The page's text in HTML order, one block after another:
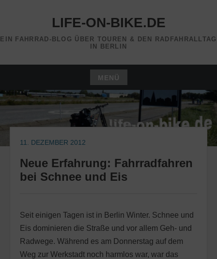
LIFE-ON-BIKE.DE
EIN FAHRRAD-BLOG ÜBER TOUREN & DEN RADFAHRALLTAG
IN BERLIN
MENÜ
Zum
Inhalt
11. DEZEMBER 2012
Neue Erfahrung: Fahrradfahren
bei Schnee und Eis
Seit einigen Tagen ist in Berlin Winter. Schnee und
Eis dominieren die Straße und vor allem Geh- und
Radwege. Während es am Donnerstag auf dem
Weg zur Werkstadt noch harmlos war, war das